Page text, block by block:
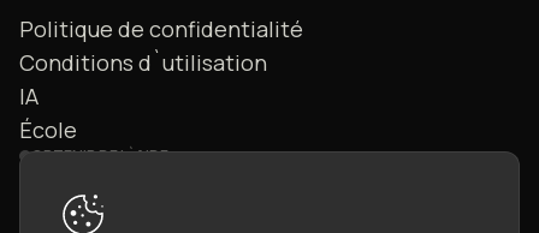
Politique de confidentialité
Conditions d`utilisation
IA
École
OBTENIR DE L`AIDE
Nous contacter